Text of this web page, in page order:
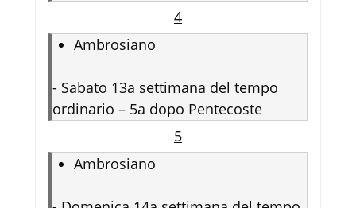
4
Ambrosiano
- Sabato 13a settimana del tempo
ordinario – 5a dopo Pentecoste
5
Ambrosiano